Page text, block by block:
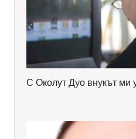
С Околут Дуо внукът ми